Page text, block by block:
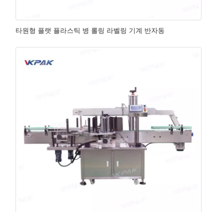
타원형 플랫 플라스틱 병 롤링 라벨링 기계 반자동